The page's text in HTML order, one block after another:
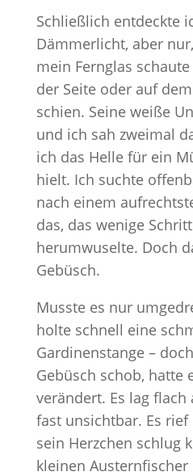
Schließlich entdeckte
Dämmerlicht, aber
mein Fernglas
der Seite oder auf
schien. Seine weiße
und ich sah zweimal
ich das Helle für ein
hielt. Ich suchte
nach einem
das, das wenige
herumwuselte. Doch
Gebüsch.
Musste es nur
holte schnell eine
Gardinenstange –
Gebüsch schob, hatte
verändert. Es lag flach
fast unsichtbar. Es
sein Herzchen schlug
kleinen